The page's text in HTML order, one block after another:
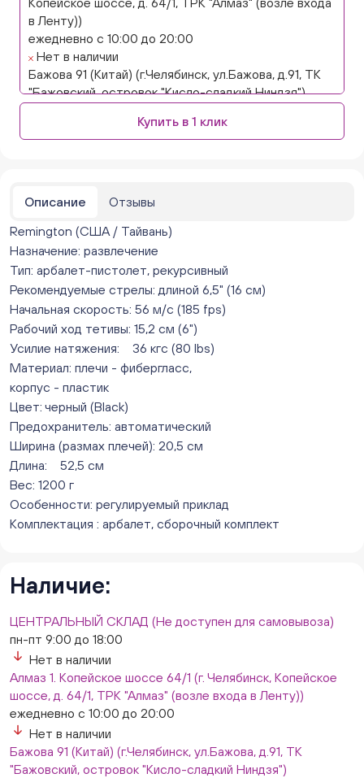
в Ленту))
ежедневно с 10:00 до 20:00
Нет в наличии
Бажова 91 (Китай) (г.Челябинск, ул.Бажова, д.91, ТК
"Бажовский, островок "Кисло-сладкий Ниндзя")
Нет в наличии
ежедневно с 10:00 до 20:00
Нет в наличии
Краснопольский 13г (Цветы) (Краснопольский, 13Г)
ежедневно с 10:00 до 20:00
Нет в наличии
Молния Зоопарк - Труда,166 (ул. Труда,166/5)
ежедневно с 10:00 до 20:00
Невский. Черкасская 17 (г. Челябинск, ул.
Черкасская, д.17/1, за ТК "Невский")
ежедневно с 10:00 до 20:00
Нет в наличии
Овчинникова, д 12 (Челябинск, улица Овчинникова,
12А)
ежедневно с 10:00 до 20:00
Нет в наличии
Слава. Копейск, пр.Славы 8/1 (Копейск, пр. Славы
Слон. Миасс, Автозаводцев (ТК Слон, г. Миасс)
Сталеваров 5(ЦВЕТЫ) (г. Челябинск, ул. Сталеваров
5/3)
ежедневно с 10:00 до 20:00
Нет в наличии
Купить в 1 клик
Описание
Отзывы
Remington (США / Тайвань)
Назначение: развлечение
Тип: арбалет-пистолет, рекурсивный
Рекомендуемые стрелы: длиной 6,5" (16 см)
Начальная скорость: 56 м/с (185 fps)
Рабочий ход тетивы: 15,2 см (6")
Усилие натяжения: 36 кгc (80 lbs)
Материал: плечи - фибергласс,
корпус - пластик
Цвет: черный (Black)
Предохранитель: автоматический
Ширина (размах плечей): 20,5 см
Длина: 52,5 см
Вес: 1200 г
Особенности: регулируемый приклад
Комплектация : арбалет, сборочный комплект
Наличие:
ЦЕНТРАЛЬНЫЙ СКЛАД (Не доступен для самовывоза)
пн-пт 9:00 до 18:00
Нет в наличии
Алмаз 1. Копейское шоссе 64/1 (г. Челябинск, Копейское
шоссе, д. 64/1, ТРК "Алмаз" (возле входа в Ленту))
ежедневно с 10:00 до 20:00
Нет в наличии
Бажова 91 (Китай) (г.Челябинск, ул.Бажова, д.91, ТК
"Бажовский, островок "Кисло-сладкий Ниндзя")